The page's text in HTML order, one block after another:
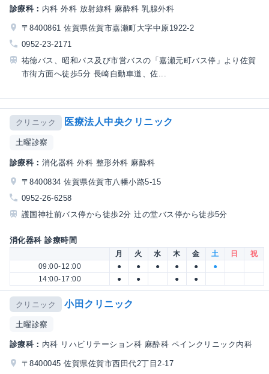
診療科： 内科 外科 放射線科 麻酔科 乳腺外科
〒8400861 佐賀県佐賀市嘉瀬町大字中原1922-2
0952-23-2171
祐徳バス、昭和バス及び市営バスの「嘉瀬元町バス停」より佐賀
市街方面へ徒歩5分 長崎自動車道、佐...
クリニック 医療法人中央クリニック
土曜診察
診療科： 消化器科 外科 整形外科 麻酔科
〒8400834 佐賀県佐賀市八幡小路5-15
0952-26-6258
護国神社前バス停から徒歩2分 辻の堂バス停から徒歩5分
消化器科 診療時間
月 火 水 木 金 土 日
祝
09:00-12:00
● ● ● ● ●
●
14:00-17:00
● ● ● ●
クリニック 小田クリニック
土曜診察
診療科： 内科 リハビリテーション科 麻酔科 ペインクリニック内科
〒8400045 佐賀県佐賀市西田代2丁目2-17